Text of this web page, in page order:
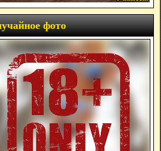
фото